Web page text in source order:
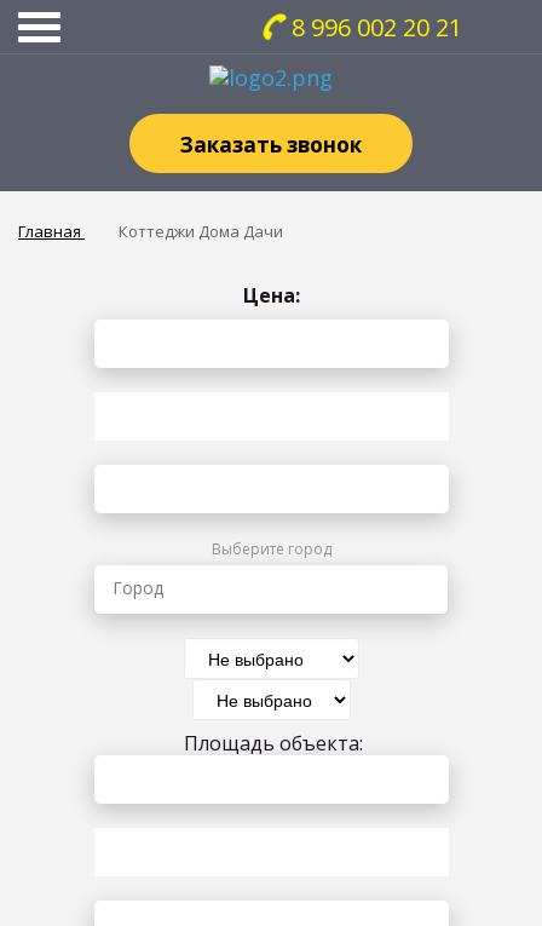
8 996 002 20 21
Заказать звонок
Главная Коттеджи Дома Дачи
Цена:
Выберите город
Город
Площадь объекта: